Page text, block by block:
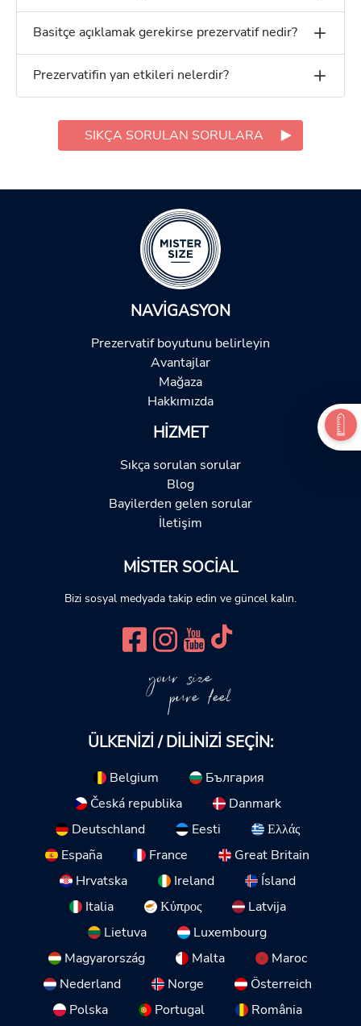
Basitçe açıklamak gerekirse prezervatif nedir?
Prezervatifin yan etkileri nelerdir?
SIKÇA SORULAN SORULARA
NAVIGASYON
Prezervatif boyutunu belirleyin
Avantajlar
Mağaza
Hakkımızda
HIZMET
Sıkça sorulan sorular
Blog
Bayilerden gelen sorular
İletişim
MISTER SOCIAL
Bizi sosyal medyada takip edin ve güncel kalın.
your size
pure feel
ÜLKENIZI / DILINIZI SEÇIN:
Belgium
България
Česká republika
Danmark
Deutschland
Eesti
Ελλάς
España
France
Great Britain
Hrvatska
Ireland
Ísland
Italia
Κύπρος
Latvija
Lietuva
Luxembourg
Magyarország
Malta
Maroc
Nederland
Norge
Österreich
Polska
Portugal România